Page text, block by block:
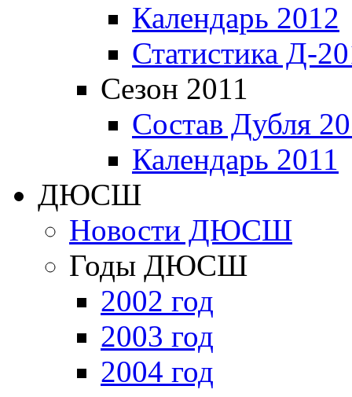
Календарь 2012
Статистика Д-
Сезон 2011
Состав Дубля
Календарь 2011
ДЮСШ
Новости ДЮСШ
Годы ДЮСШ
2002 год
2003 год
2004 год